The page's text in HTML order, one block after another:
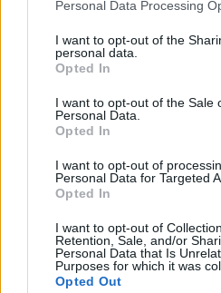
not limited to your visit or usage
grant or deny consent to Google
use your data for below
consent section.
Personal Data Processing
I want to opt-out of the
personal data.
Opted In
I want to opt-out of the Sale
Personal Data.
Opted In
I want to opt-out of
Personal Data for Targeted
Opted In
I want to opt-out of
Retention, Sale, and/or
Personal Data that Is
Purposes for which it was
Opted Out
Un Altro Incidente
Magliana
A partire dalle ore 15:00,
fuoco e due autobotti erano